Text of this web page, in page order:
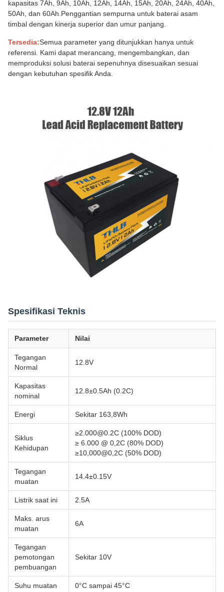
kapasitas 7Ah, 9Ah, 10Ah, 12Ah, 14Ah, 15Ah, 20Ah, 24Ah, 40Ah,
50Ah, dan 60Ah.Penggantian sempurna untuk baterai asam
timbal dengan kinerja superior dan umur panjang.
Tersedia:Semua parameter yang ditunjukkan hanya untuk
referensi. Kami dapat merancang, mengembangkan, dan
memproduksi solusi baterai sepenuhnya disesuaikan sesuai
dengan kebutuhan spesifik Anda.
Spesifikasi Teknis
Parameter Nilai
Tegangan
Normal
12.8V
Kapasitas
nominal
12.8±0.5Ah (0.2C)
Energi Sekitar 163,8Wh
Siklus
Kehidupan
≥2.000@0.2C (100% DOD)
≥ 6.000 @ 0,2C (80% DOD)
≥10,000@0,2C (50% DOD)
Tegangan
muatan
14.4±0.15V
Listrik saat ini 2.5A
Maks. arus
muatan
6A
Tegangan
pemotongan
pembuangan
Sekitar 10V
Suhu muatan 0°C sampai 45°C